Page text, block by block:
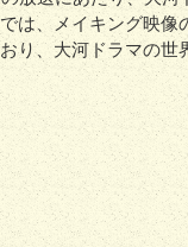
は、メイキング映像
り、大河ドラマの世